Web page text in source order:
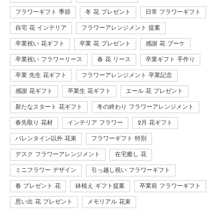
フラワーギフト 季節 冬 花 プレゼント 日常 フラワーギフト
自宅 花 インテリア フラワーアレンジメント 提案
卒業祝い 花ギフト 卒業 花 プレゼント 感謝 花 ブーケ
卒業祝い フラワーリース 春 花 リース 卒業ギフト 手作り
卒業 先生 花ギフト フラワーアレンジメント 卒業記念
感謝 花ギフト 卒業生 花ギフト エール 花 プレゼント
新たなスタート 花ギフト 冬の終わり フラワーアレンジメント
春先取り 花材 インテリア フラワー 2月 花ギフト
バレンタイン以外 花束 フラワーギフト 特別
デスク フラワーアレンジメント 在宅癒し 花
ミニフラワー デザイン 引っ越し祝い フラワーギフト
春 プレゼント 花 鉢植え ギフト提案 卒業前 フラワーギフト
思い出 花 プレゼント メモリアル 花束